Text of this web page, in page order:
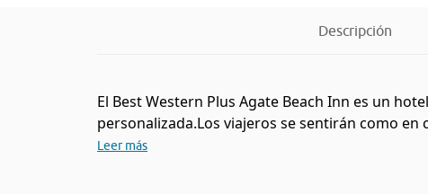
Descripción
El Best Western Plus Agate Beach Inn es un
personalizada.Los viajeros se sentirán como
Leer más